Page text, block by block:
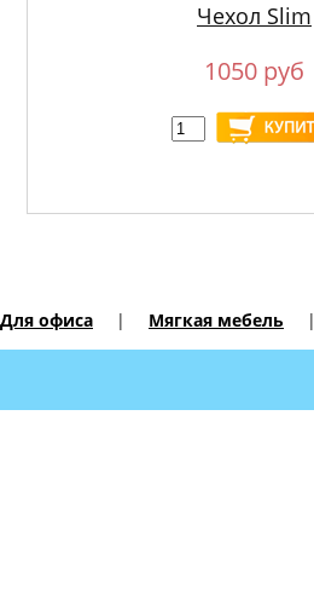
Чехол Slim
1050 руб
Для офиса | Мягкая мебель |